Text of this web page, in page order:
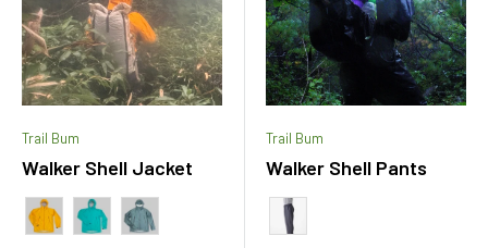
Trail Bum
Walker Shell Jacket
カラー
Trail Bum
Walker Shell Pants
カラー